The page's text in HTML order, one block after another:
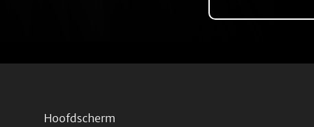
Hoofdscherm